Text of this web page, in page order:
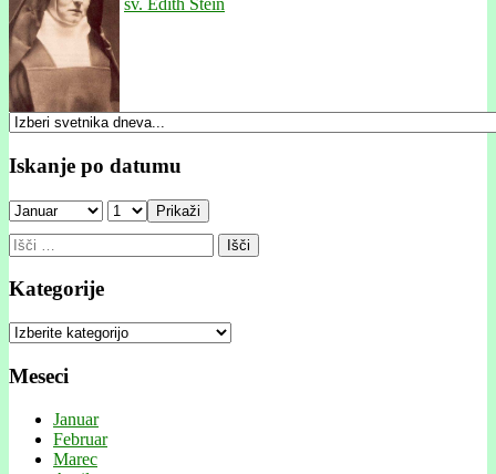
sv. Edith Stein
Iskanje po datumu
Prikaži
Išči:
Kategorije
Kategorije
Meseci
Januar
Februar
Marec